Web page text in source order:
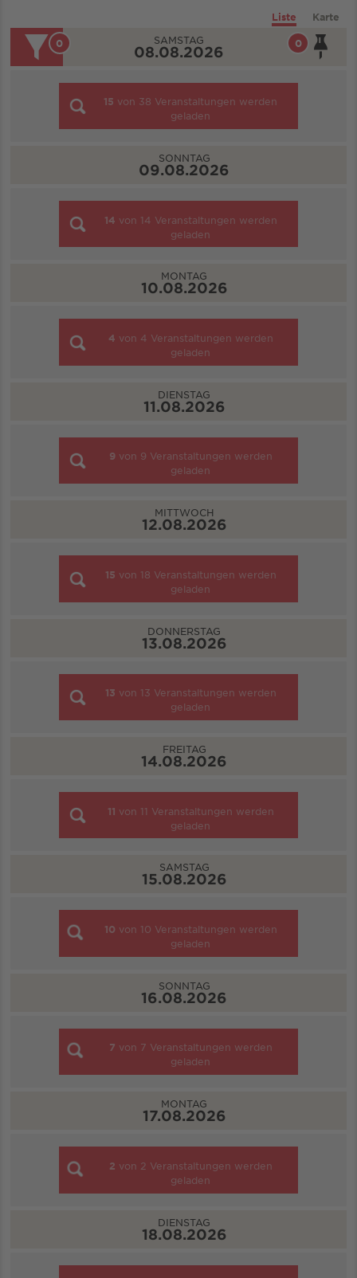
Liste Karte
0
0 SAMSTAG
08.08.2026
15 von 38 Veranstaltungen werden
geladen
SONNTAG
09.08.2026
14 von 14 Veranstaltungen werden
geladen
MONTAG
10.08.2026
4 von 4 Veranstaltungen werden
geladen
DIENSTAG
11.08.2026
9 von 9 Veranstaltungen werden
geladen
MITTWOCH
12.08.2026
15 von 18 Veranstaltungen werden
geladen
DONNERSTAG
13.08.2026
13 von 13 Veranstaltungen werden
geladen
FREITAG
14.08.2026
11 von 11 Veranstaltungen werden
geladen
SAMSTAG
15.08.2026
10 von 10 Veranstaltungen werden
geladen
SONNTAG
16.08.2026
7 von 7 Veranstaltungen werden
geladen
MONTAG
17.08.2026
2 von 2 Veranstaltungen werden
geladen
DIENSTAG
18.08.2026